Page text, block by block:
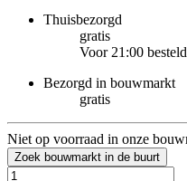
Thuisbezorgd
gratis
Voor 21:00
Bezorgd in bouwmarkt
gratis
Niet op voorraad in onze
Zoek bouwmarkt in de buurt